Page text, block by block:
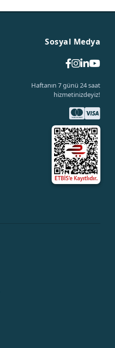
Sosyal Medya
Haftanın 7 günü 24 saat
hizmetinizdeyiz!